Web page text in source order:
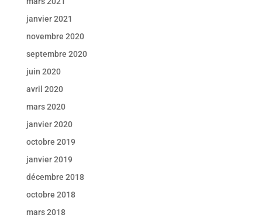
janvier 2021
novembre 2020
septembre 2020
juin 2020
avril 2020
mars 2020
janvier 2020
octobre 2019
janvier 2019
décembre 2018
octobre 2018
mars 2018